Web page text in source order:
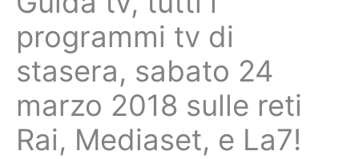
programmi tv di
stasera, sabato 24
marzo 2018 sulle reti
Rai, Mediaset, e La7!